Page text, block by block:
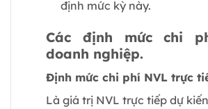
định mức kỳ này.
Các định mức chi
doanh nghiệp.
Định mức chi phí NVL trực
Là giá trị NVL trực tiếp dự